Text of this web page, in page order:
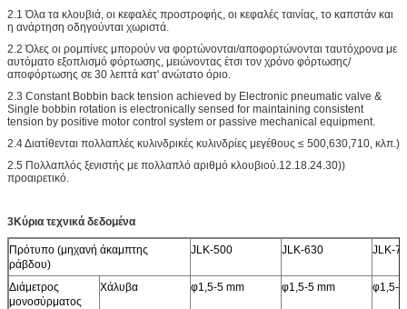
2.1 Όλα τα κλουβιά, οι κεφαλές προστροφής, οι κεφαλές ταινίας, το καπστάν και
η ανάρτηση οδηγούνται χωριστά.
2.2 Όλες οι ρομπίνες μπορούν να φορτώνονται/αποφορτώνονται ταυτόχρονα με
αυτόματο εξοπλισμό φόρτωσης, μειώνοντας έτσι τον χρόνο φόρτωσης/
αποφόρτωσης σε 30 λεπτά κατ' ανώτατο όριο.
2.3 Constant Bobbin back tension achieved by Electronic pneumatic valve &
Single bobbin rotation is electronically sensed for maintaining consistent
tension by positive motor control system or passive mechanical equipment.
2.4 Διατίθενται πολλαπλές κυλινδρικές κυλινδρίες μεγέθους ≤ 500,630,710, κλπ.)
2.5 Πολλαπλός ξενιστής με πολλαπλό αριθμό κλουβιού.12.18.24.30))
προαιρετικό.
3Κύρια τεχνικά δεδομένα
Πρότυπο (μηχανή άκαμπτης
ράβδου)
JLK-500 JLK-630 JLK-
Διάμετρος
μονοσύρματος
Χάλυβα φ1,5-5 mm φ1,5-5 mm φ1,5-5